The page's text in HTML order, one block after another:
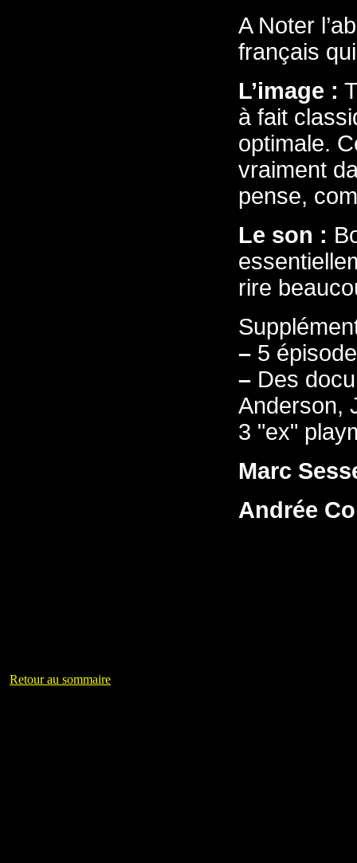
A Noter
français
L’image :
à fait
optimale.
vraiment
pense,
Le son :
rire
– 5
– Des
Anderson,
3 "ex"
Marc
Andrée
Retour au sommaire